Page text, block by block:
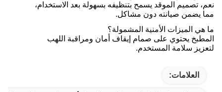
نعم، تصميم الموقد يسمح بتنظيفه بسهولة بعد الاستخدام،
مما يضمن صيانته دون مشاكل.
ما هي الميزات الأمنية المشمولة؟
المطبخ يحتوي على صمام إيقاف أمان ومراقبة اللهب
لتعزيز سلامة المستخدم.
العلامات: